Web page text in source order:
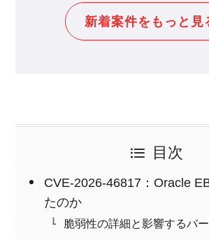
新着案件をもっと見
目次
CVE-2026-46817：Oracle
たのか
脆弱性の詳細と影響するバ